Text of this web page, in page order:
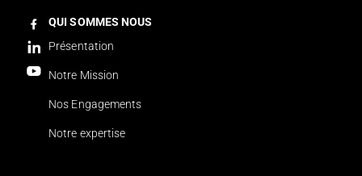
QUI SOMMES NOUS
Présentation
Notre Mission
Nos Engagements
Notre expertise